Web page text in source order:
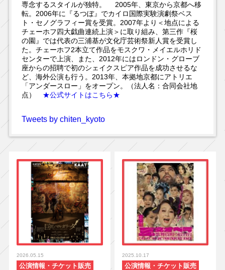
専念するスタイルが独特。 2005年、東京から京都へ移
転。2006年に『るつぼ』でカイロ国際実験演劇祭ベス
ト・セノグラフィー賞を受賞。2007年より＜地点による
チェーホフ四大戯曲連続上演＞に取り組み、第三作『桜
の園』では代表の三浦基が文化庁芸術祭新人賞を受賞し
た。チェーホフ2本立て作品をモスクワ・メイエルホリド
センターで上演、また、2012年にはロンドン・グローブ
座からの招聘で初のシェイクスピア作品を成功させるな
ど、海外公演も行う。2013年、本拠地京都にアトリエ
「アンダースロー」をオープン。（法人名：合同会社地
点） ★公式サイトはこちら★
Tweets by chiten_kyoto
2026.05.15
公演情報・チケット販売
2025.10.17
公演情報・チケット販売